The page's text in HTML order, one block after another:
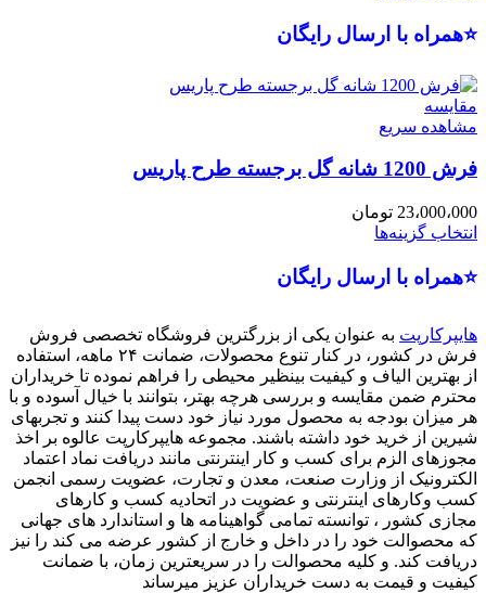
⭐همراه با ارسال رایگان
مقایسه
مشاهده سریع
فرش 1200 شانه گل برجسته طرح پاریس
23،000،000 تومان
انتخاب گزینه‌ها
⭐همراه با ارسال رایگان
هایپرکارپتبه عنوان یکی از بزرگترین فروشگاه تخصصی فروش
فرش در کشور، در کنار تنوع محصولات، ضمانت ۲۴ ماهه، استفاده
از بهترین الیاف و کیفیت بینظیر محیطی را فراهم نموده تا خریداران
محترم ضمن مقایسه و بررسی هرچه بهتر، بتوانند با خیال آسوده و با
هر میزان بودجه به محصول مورد نیاز خود دست پیدا کنند و تجربهای
شیرین از خرید خود داشته باشند. مجموعه هایپرکارپت عالوه بر اخذ
مجوزهای الزم برای کسب و کار اینترنتی مانند دریافت نماد اعتماد
الکترونیک از وزارت صنعت، معدن و تجارت، عضویت رسمی انجمن
کسب وکارهای اینترنتی و عضویت در اتحادیه کسب و کارهای
مجازی کشور ، توانسته تمامی گواهینامه ها و استاندارد های جهانی
که محصوالت خود را در داخل و خارج از کشور عرضه می کند را نیز
دریافت کند. و کلیه محصوالت را در سریعترین زمان، با ضمانت
کیفیت و قیمت به دست خریداران عزیز میرساند